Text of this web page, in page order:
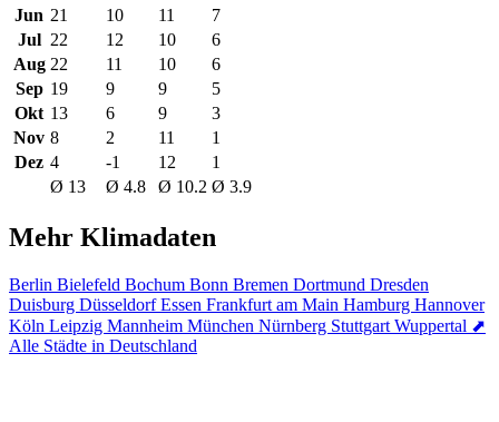
Jun 21 10 11
7
Jul 22 12 10
6
Aug 22 11 10
6
Sep 19 9 9
5
Okt 13 6 9
3
Nov 8 2 11
1
Dez 4 -1 12
1
Ø 13
Ø 4.8 Ø 10.2 Ø 3.9
Mehr Klimadaten
Berlin Bielefeld Bochum Bonn Bremen Dortmund Dresden
Duisburg DüsseldorfEssen Frankfurt am Main Hamburg Hannover
Köln Leipzig Mannheim München Nürnberg Stuttgart Wuppertal ⬈
Alle Städte in Deutschland